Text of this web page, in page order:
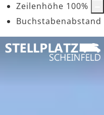
Zeilenhöhe 100%
Buchstabenabstand